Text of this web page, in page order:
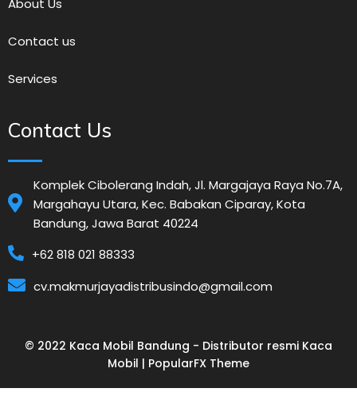
About Us
Contact us
Services
Contact Us
Komplek Cibolerang Indah, Jl. Margajaya Raya No.7A,
Margahayu Utara, Kec. Babakan Ciparay, Kota
Bandung, Jawa Barat 40224
+62 818 021 88333
cv.makmurjayadistribusindo@gmail.com
© 2022 Kaca Mobil Bandung - Distributor resmi Kaca
Mobil | PopularFX Theme